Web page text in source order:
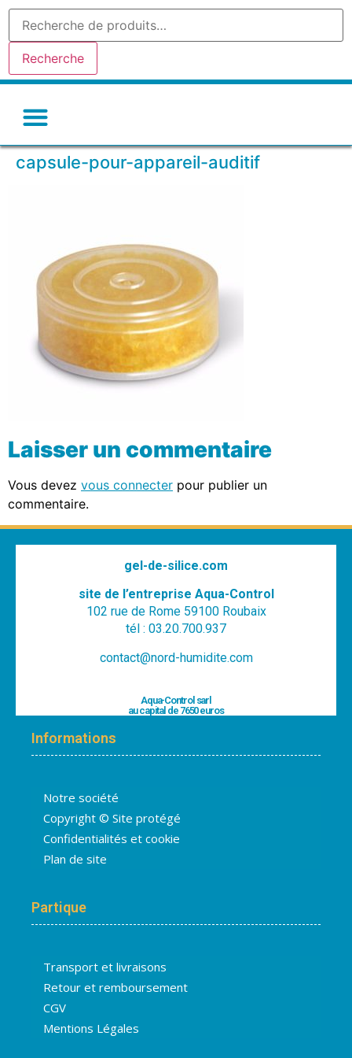
Recherche
capsule-pour-appareil-auditif
Laisser un commentaire
Vous devez vous connecter pour publier un
commentaire.
gel-de-silice.com
site de l’entreprise Aqua-Control
102 rue de Rome 59100 Roubaix
tél : 03.20.700.937
contact@nord-humidite.com
Aqua-Control sarl
au capital de 7650 euros
Informations
Notre société
Copyright © Site protégé
Confidentialités et cookie
Plan de site
Partique
Transport et livraisons
Retour et remboursement
CGV
Mentions Légales